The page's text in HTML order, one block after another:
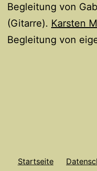
Begleitung von
(Gitarre). Karsten
Begleitung von
Startseite